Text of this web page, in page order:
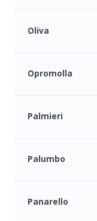
Oliva
Opromolla
Palmieri
Palumbo
Panarello